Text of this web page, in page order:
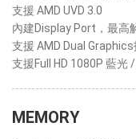
支援 AMD UVD 3.0
內建Display Port，最高
支援 AMD Dual
支援Full HD 1080P 藍光
MEMORY